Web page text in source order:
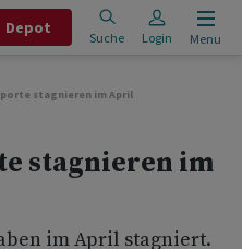
Depot
Suche Login Menu
stagnieren im April
stagnieren im
im April stagniert.